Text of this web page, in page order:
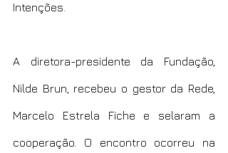
Intenções.
A diretora-presidente da Fundação,
Nilde Brun, recebeu o gestor da Rede,
Marcelo Estrela Fiche e selaram a
cooperação. O encontro ocorreu na